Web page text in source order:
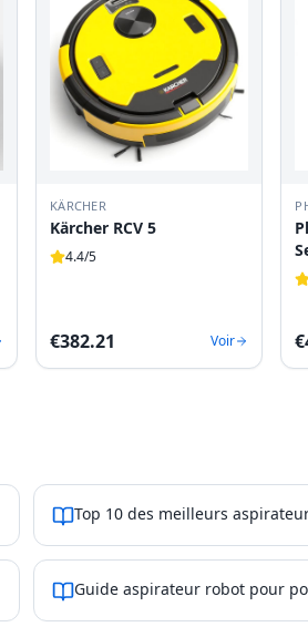
KÄRCHER
Kärcher RCV 5
4.4/5
€382.21 Voir €
Top 10 des meilleurs
Guide aspirateur robot pour